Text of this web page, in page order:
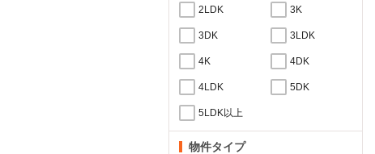
2LDK 3K
3DK 3LDK
4K 4DK
4LDK 5DK
5LDK以上
物件タイプ